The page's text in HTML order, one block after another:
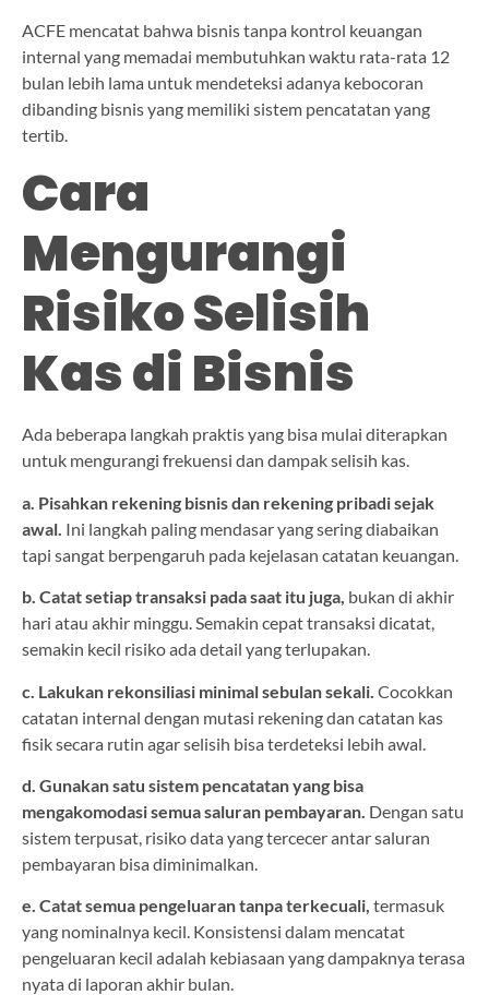
ACFE mencatat bahwa bisnis tanpa kontrol keuangan
internal yang memadai membutuhkan waktu rata-rata 12
bulan lebih lama untuk mendeteksi adanya kebocoran
dibanding bisnis yang memiliki sistem pencatatan yang
tertib.
Cara
Mengurangi
Risiko Selisih
Kas di Bisnis
Ada beberapa langkah praktis yang bisa mulai diterapkan
untuk mengurangi frekuensi dan dampak selisih kas.
a. Pisahkan rekening bisnis dan rekening pribadi sejak
awal. Ini langkah paling mendasar yang sering diabaikan
tapi sangat berpengaruh pada kejelasan catatan keuangan.
b. Catat setiap transaksi pada saat itu juga, bukan di akhir
hari atau akhir minggu. Semakin cepat transaksi dicatat,
semakin kecil risiko ada detail yang terlupakan.
c. Lakukan rekonsiliasi minimal sebulan sekali. Cocokkan
catatan internal dengan mutasi rekening dan catatan kas
fisik secara rutin agar selisih bisa terdeteksi lebih awal.
d. Gunakan satu sistem pencatatan yang bisa
mengakomodasi semua saluran pembayaran. Dengan satu
sistem terpusat, risiko data yang tercecer antar saluran
pembayaran bisa diminimalkan.
e. Catat semua pengeluaran tanpa terkecuali, termasuk
yang nominalnya kecil. Konsistensi dalam mencatat
pengeluaran kecil adalah kebiasaan yang dampaknya terasa
nyata di laporan akhir bulan.